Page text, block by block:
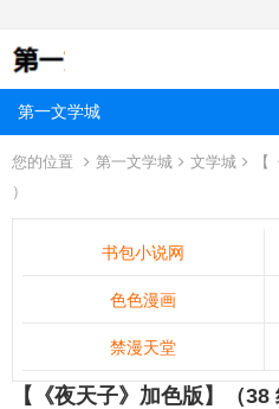
第一文学城
您的位置 第一文学城 文学城
）
书包小说网
色色漫画
禁漫天堂
【《夜天子》加色版】（38